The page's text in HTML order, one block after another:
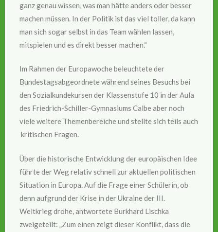
ganz genau wissen, was man hätte anders oder besser
machen müssen. In der Politik ist das viel toller, da kann
man sich sogar selbst in das Team wählen lassen,
mitspielen und es direkt besser machen.“
Im Rahmen der Europawoche beleuchtete der
Bundestagsabgeordnete während seines Besuchs bei
den Sozialkundekursen der Klassenstufe 10 in der Aula
des Friedrich-Schiller-Gymnasiums Calbe aber noch
viele weitere Themenbereiche und stellte sich teils auch
kritischen Fragen.
Über die historische Entwicklung der europäischen Idee
führte der Weg relativ schnell zur aktuellen politischen
Situation in Europa. Auf die Frage einer Schülerin, ob
denn aufgrund der Krise in der Ukraine der III.
Weltkrieg drohe, antwortete Burkhard Lischka
zweigeteilt: „Zum einen zeigt dieser Konflikt, dass die